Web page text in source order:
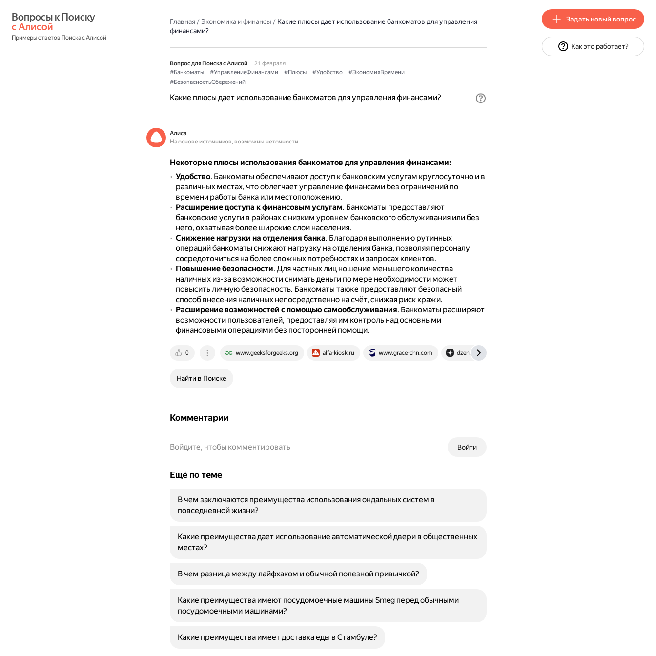
с Алисой
Примеры ответов Поиска с Алисой
Главная/Экономика и финансы / Какие плюсы дает использование банкоматов для управления
финансами?
Вопрос для Поиска с Алисой
21 февраля
#Банкоматы
#УправлениеФинансами #Плюсы #Удобство
#ЭкономияВремени
#БезопасностьСбережений
Какие плюсы дает использование банкоматов для управления финансами?
Алиса
На основе источников, возможны неточности
Некоторые плюсы использования банкоматов для управления финансами:
Удобство. Банкоматы обеспечивают доступ к банковским услугам круглосуточно и в
различных местах, что облегчает управление финансами без ограничений по
времени работы банка или местоположению.
Расширение доступа к финансовым услугам. Банкоматы предоставляют
банковские услуги в районах с низким уровнем банковского обслуживания или без
него, охватывая более широкие слои населения.
Снижение нагрузки на отделения банка. Благодаря выполнению рутинных
операций банкоматы снижают нагрузку на отделения банка, позволяя персоналу
сосредоточиться на более сложных потребностях и запросах клиентов.
Повышение безопасности. Для частных лиц ношение меньшего количества
наличных из-за возможности снимать деньги по мере необходимости может
повысить личную безопасность. Банкоматы также предоставляют безопасный
способ внесения наличных непосредственно на счёт, снижая риск кражи.
Расширение возможностей с помощью самообслуживания. Банкоматы расширяют
возможности пользователей, предоставляя им контроль над основными
финансовыми операциями без посторонней помощи.
0 www.geeksforgeeks.org alfa-kiosk.ru www.grace-chn.com dzen.ru
Найти в Поиске
Комментарии
Войти
Войдите, чтобы комментировать
Ещё по теме
В чем заключаются преимущества использования ондальных систем в
повседневной жизни?
Какие преимущества дает использование автоматической двери в общественных
местах?
В чем разница между лайфхаком и обычной полезной привычкой?
Какие преимущества имеют посудомоечные машины Smeg перед обычными
посудомоечными машинами?
Какие преимущества имеет доставка еды в Стамбуле?
Задать новый вопрос
Как это работает?